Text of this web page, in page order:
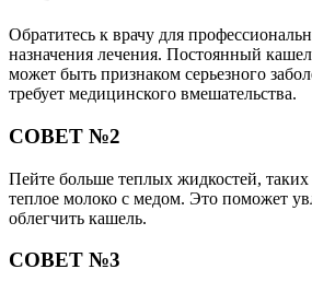
Обратитесь к врачу для
назначения лечения. Постоянный
может быть признаком серьезного
требует медицинского вмешательства.
СОВЕТ №2
Пейте больше теплых жидкостей,
теплое молоко с медом. Это поможет
облегчить кашель.
СОВЕТ №3